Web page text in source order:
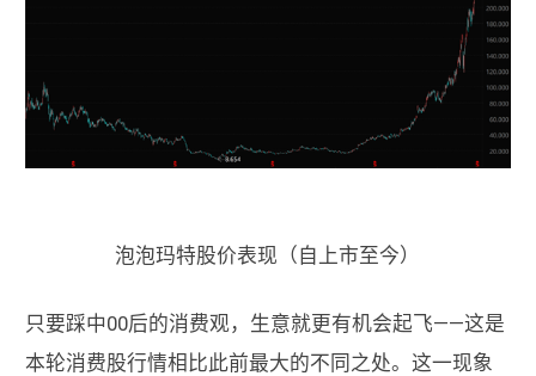
泡泡玛特股价表现（自上市至今）
只要踩中00后的消费观，生意就更有机会起飞——这是
本轮消费股行情相比此前最大的不同之处。这一现象